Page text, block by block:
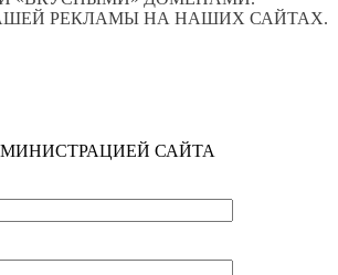
РЕКЛАМЫ НА НАШИХ САЙТАХ.
САЙТА